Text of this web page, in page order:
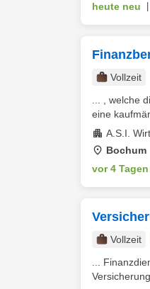
heute neu
Vollzeit
... , welche
eine
A.S.I.
Bochum
vor 4 Tagen
Vollzeit
...